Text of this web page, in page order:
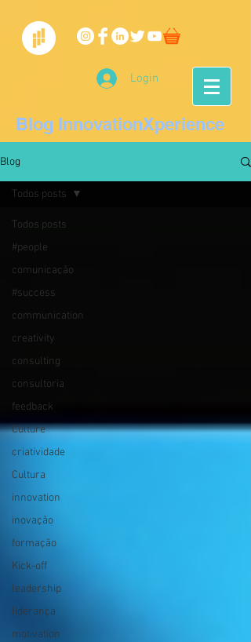
Login
Blog InnovationXperience
Blog
Todos posts
#people
comunicação
#success
communication
creativity
consulting
consultoria
feedback
Culture
criatividade
Cultura
innovation
inovação
formação
Kick-off
leadership
liderança
motivation
Todos posts